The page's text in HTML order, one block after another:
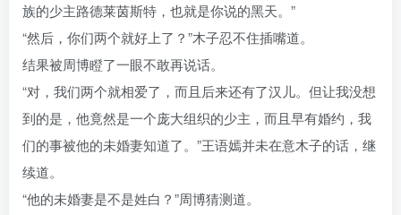
族的少主路德莱茵斯特，也就是你说的黑天。”
“然后，你们两个就好上了？”木子忍不住插嘴道。
结果被周博瞪了一眼不敢再说话。
“对，我们两个就相爱了，而且后来还有了汉儿。但让我没想
到的是，他竟然是一个庞大组织的少主，而且早有婚约，我
们的事被他的未婚妻知道了。”王语嫣并未在意木子的话，继
续道。
“他的未婚妻是不是姓白？”周博猜测道。